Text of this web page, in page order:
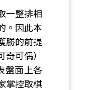
一整排相
。因此本
勝的前提
可偶）
盤面上各
掌控取棋